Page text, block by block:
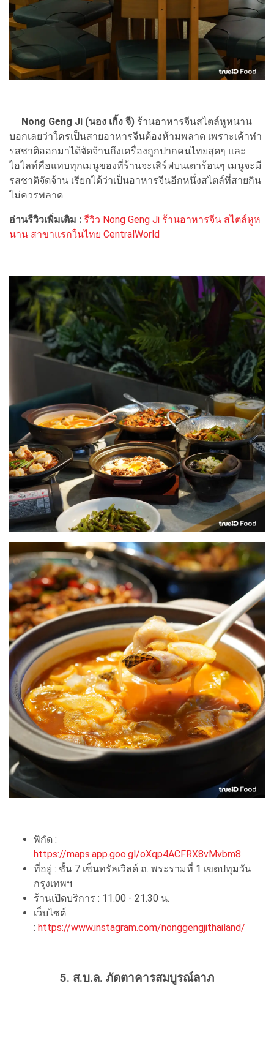
Nong Geng Ji (นอง เกิ้ง จี) ร้านอาหารจีนสไตล์หูหนาน
บอกเลยว่าใครเป็นสายอาหารจีนต้องห้ามพลาด เพราะเค้าทำ
รสชาติออกมาได้จัดจ้านถึงเครื่องถูกปากคนไทยสุดๆ และ
ไฮไลท์คือแทบทุกเมนูของที่ร้านจะเสิร์ฟบนเตาร้อนๆ เมนูจะมี
รสชาติจัดจ้าน เรียกได้ว่าเป็นอาหารจีนอีกหนึ่งสไตล์ที่สายกิน
ไม่ควรพลาด
อ่านรีวิวเพิ่มเติม : รีวิว Nong Geng Ji ร้านอาหารจีน สไตล์หูห
นาน สาขาแรกในไทย CentralWorld
พิกัด :
https://maps.app.goo.gl/oXqp4ACFRX8vMvbm8
ที่อยู่ : ชั้น 7 เซ็นทรัลเวิลด์ ถ. พระรามที่ 1 เขตปทุมวัน
กรุงเทพฯ
ร้านเปิดบริการ : 11.00 - 21.30 น.
เว็บไซต์
: https://www.instagram.com/nonggengjithailand/
5. ส.บ.ล. ภัตตาคารสมบูรณ์ลาภ